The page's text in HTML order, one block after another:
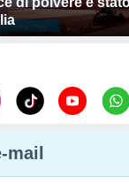
mail